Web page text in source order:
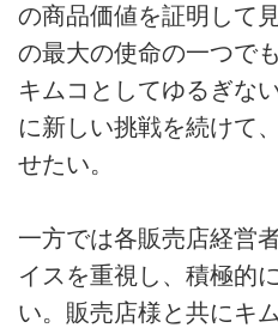
の商品価値を証明して
の最大の使命の一つで
キムコとしてゆるぎな
に新しい挑戦を続けて
せたい。
一方では各販売店経営
イスを重視し、積極的
い。販売店様と共にキ